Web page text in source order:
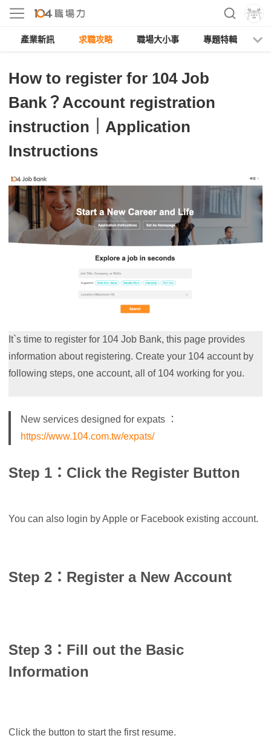
產業新訊 求職攻略 職場大小事 專題特輯
How to register for 104 Job
Bank？Account registration
instruction｜Application
Instructions
It`s time to register for 104 Job Bank, this page provides
information about registering. Create your 104 account by
following steps, one account, all of 104 working for you.
New services designed for expats ：
https://www.104.com.tw/expats/
Step 1：Click the Register Button
You can also login by Apple or Facebook existing account.
Step 2：Register a New Account
Step 3：Fill out the Basic
Information
Click the button to start the first resume.